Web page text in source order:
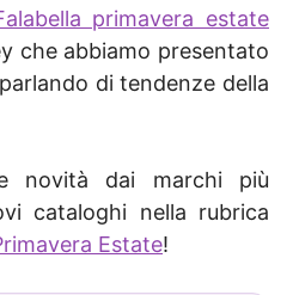
primavera estate
che abbiamo presentato
di tendenze della
novità dai marchi più
cataloghi nella rubrica
Estate!